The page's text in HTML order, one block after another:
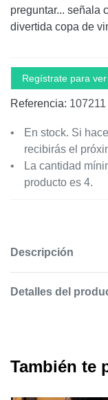
preguntar... señala
divertida copa de
Regístrate para
Referencia: 107211
En stock. Si
recibirás el
La cantidad
producto es 4.
Descripción
Detalles del
También te